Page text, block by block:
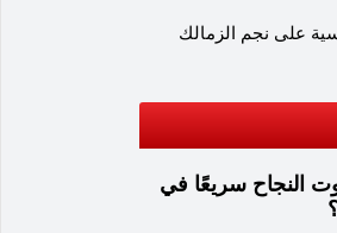
على نجم الزمالك
النجاح سريعًا في